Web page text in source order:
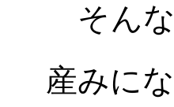
そんな
産みに